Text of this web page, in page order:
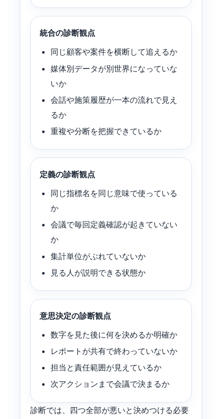
統合の診断観点
同じ顧客や案件を横断して追えるか
媒体別データが別世界になっていな
いか
会話や施策履歴が一本の流れで見え
るか
重複や分断を把握できているか
定義の診断観点
同じ指標名を同じ意味で使っている
か
会議で毎回定義確認が起きていない
か
集計単位がぶれていないか
見る人が説明できる状態か
意思決定の診断観点
数字を見た後に何を決めるか明確か
レポートが共有で終わっていないか
担当と責任範囲が見えているか
次アクションまで会議で決まるか
診断では、四つ全部が悪いと決めつける必要